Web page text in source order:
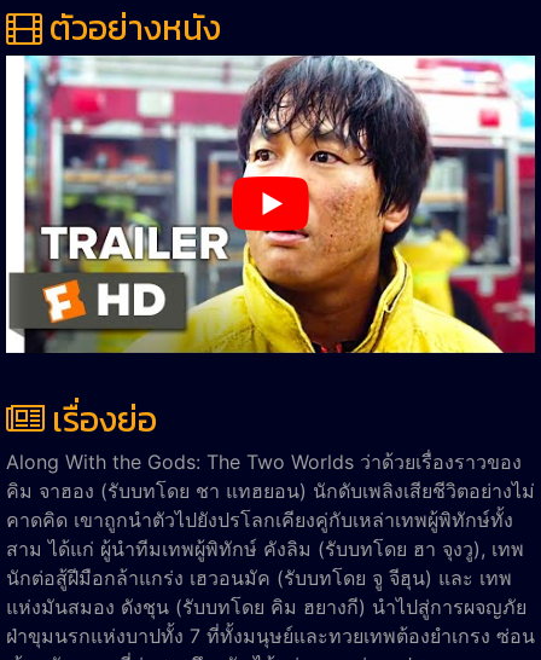
ตัวอย่างหนัง
เรื่องย่อ
Along With the Gods: The Two Worlds ว่าด้วยเรื่องราวของ
คิม จาฮอง (รับบทโดย ชา แทฮยอน) นักดับเพลิงเสียชีวิตอย่างไม่
คาดคิด เขาถูกนำตัวไปยังปรโลกเคียงคู่กับเหล่าเทพผู้พิทักษ์ทั้ง
สาม ได้แก่ ผู้นำทีมเทพผู้พิทักษ์ คังลิม (รับบทโดย ฮา จุงวู), เทพ
นักต่อสู้ฝีมือกล้าแกร่ง เฮวอนมัค (รับบทโดย จู จีฮุน) และ เทพ
แห่งมันสมอง ดังชุน (รับบทโดย คิม ฮยางกี) นำไปสู่การผจญภัย
ฝ่าขุมนรกแห่งบาปทั้ง 7 ที่ทั้งมนุษย์และทวยเทพต้องยำเกรง ซ่อน